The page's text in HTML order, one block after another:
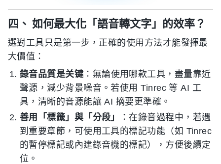
四、 如何最大化「語音轉文字」的效率？
選對工具只是第一步，正確的使用方法才能發揮最
大價值：
錄音品質是关键：無論使用哪款工具，盡量靠近
聲源，減少背景噪音。若使用 Tinrec 等 AI 工
具，清晰的音源能讓 AI 摘要更準確。
善用「標籤」與「分段」
：在錄音過程中，若遇
到重要章節，可使用工具的標記功能（如 Tinrec
的暫停標記或內建錄音機的標記），方便後續定
位。